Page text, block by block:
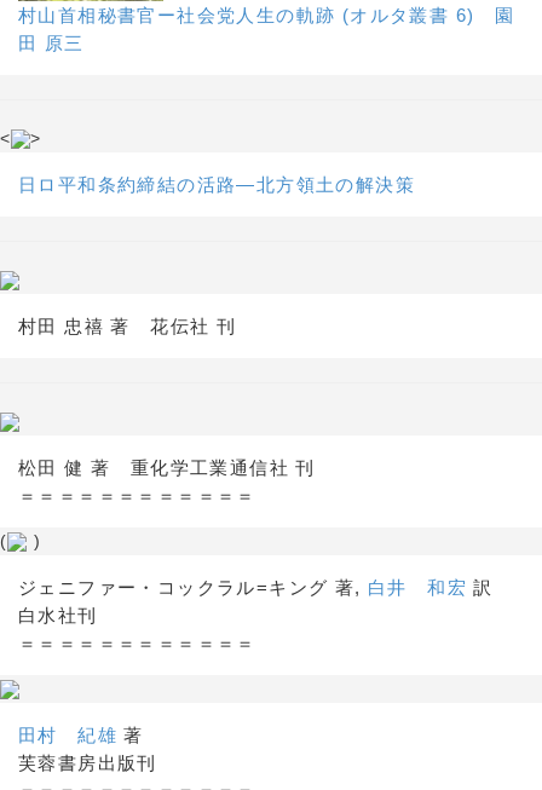
村山首相秘書官ー社会党人生の軌跡 (オルタ叢書 6) 園
田 原三
< >
日ロ平和条約締結の活路―北方領土の解決策
村田 忠禧 著 花伝社 刊
松田 健 著 重化学工業通信社 刊
＝＝＝＝＝＝＝＝＝＝＝＝
( )
ジェニファー・コックラル=キング 著, 白井 和宏 訳
白水社刊
＝＝＝＝＝＝＝＝＝＝＝＝
田村 紀雄 著
芙蓉書房出版刊